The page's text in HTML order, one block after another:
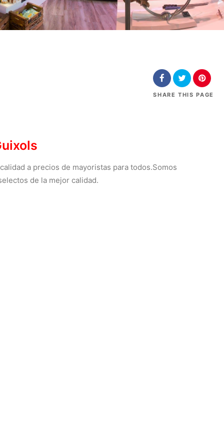
SHARE THIS PAGE
a precios de mayoristas para todos.Somos
de la mejor calidad.